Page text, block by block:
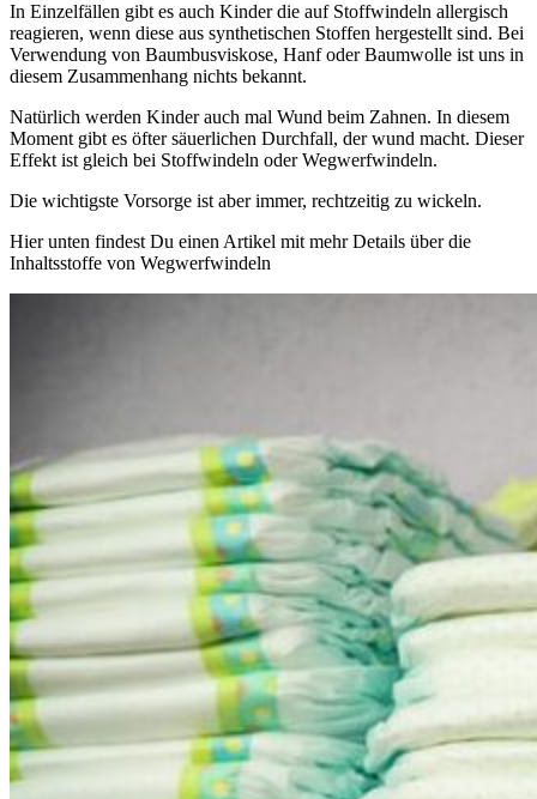
In Einzelfällen gibt es auch Kinder die auf Stoffwindeln allergisch
reagieren, wenn diese aus synthetischen Stoffen hergestellt sind. Bei
Verwendung von Baumbusviskose, Hanf oder Baumwolle ist uns in
diesem Zusammenhang nichts bekannt.
Natürlich werden Kinder auch mal Wund beim Zahnen. In diesem
Moment gibt es öfter säuerlichen Durchfall, der wund macht. Dieser
Effekt ist gleich bei Stoffwindeln oder Wegwerfwindeln.
Die wichtigste Vorsorge ist aber immer, rechtzeitig zu wickeln.
Hier unten findest Du einen Artikel mit mehr Details über die
Inhaltsstoffe von Wegwerfwindeln